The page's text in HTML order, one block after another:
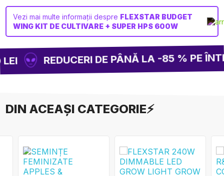
Vezi mai multe informații despre FLEXSTAR BUDGET
WING KIT DE CULTIVARE + SUPER HPS 600W
REDUCERI DE PÂNĂ LA -85 % PE
DIN ACEAȘI CATEGORIE⚡